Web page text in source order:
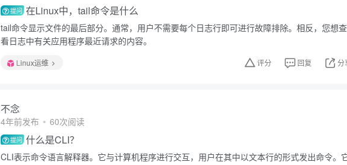
提问 在Linux中，tail命令是什么
tail命令显示文件的最后部分。通常，用户不需要每个日志行即可进行故障排除。相反，您想查
看日志中有关应用程序最近请求的内容。
Linux运维 评分 回复 分
不念
4年前发布 60次阅读
提问 什么是CLI？
CLI表示命令语言解释器。它与计算机程序进行交互，用户在其中以文本行的形式发出命令。